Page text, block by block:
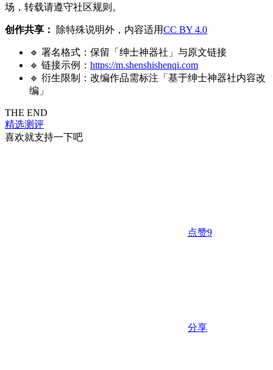
场，转载请遵守社区规则。
创作共享： 除特殊说明外，内容适用CC BY 4.0
🔹 署名格式：保留「绅士神器社」与原文链接
🔹 链接示例： https://m.shenshishenqi.com
🔹 衍生限制：改编作品需标注「基于绅士神器社内容改
编」
THE END
精选测评
喜欢就支持一下吧
点赞9
分享